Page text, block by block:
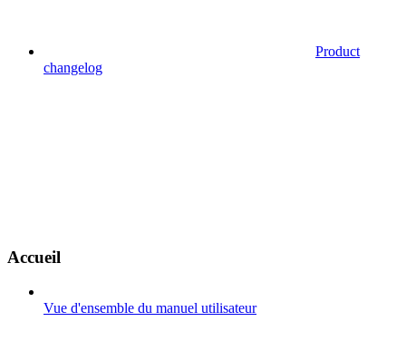
Product
changelog
Accueil
Vue d'ensemble du manuel utilisateur